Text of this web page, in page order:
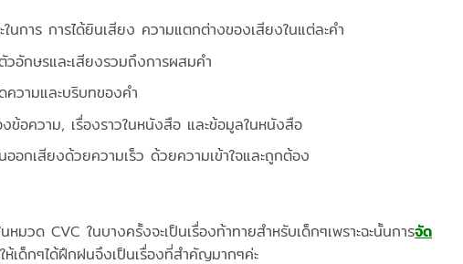
นการ การได้ยินเสียง ความแตกต่างของเสียงในแต่ละคำ
วอักษรและเสียงรวมถึงการผสมคำ
ความและบริบทของคำ
งข้อความ, เรื่องราวในหนังสือ และข้อมูลในหนังสือ
อกเสียงด้วยความเร็ว ด้วยความเข้าใจและถูกต้อง
มวด CVC ในบางครั้งจะเป็นเรื่องท้าทายสำหรับเด็กๆเพราะฉะนั้นการจัด
ห้เด็กๆได้ฝึกฝนจึงเป็นเรื่องที่สำคัญมากๆค่ะ